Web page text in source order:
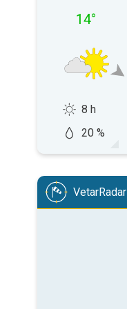
14°
8 h
20 %
VetarRadar